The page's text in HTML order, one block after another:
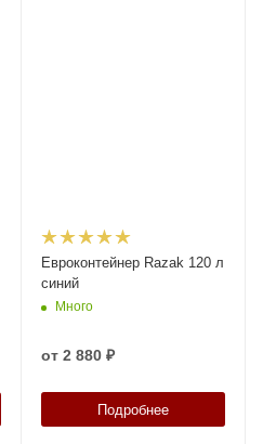
Евроконтейнер Razak 120 л
синий
Много
от 2 880 ₽
Подробнее